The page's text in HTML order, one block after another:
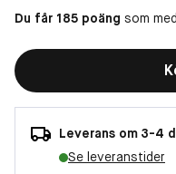
Du får 185 poäng som
Leverans om 3-4
Se leveranstider